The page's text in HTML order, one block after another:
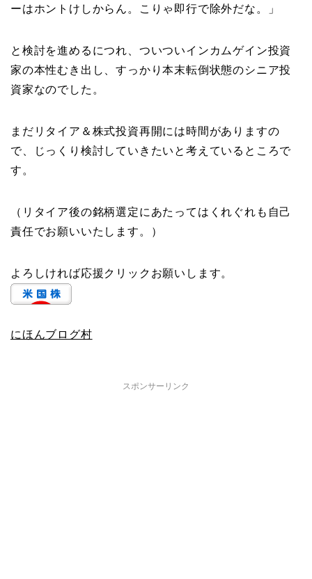
ーはホントけしからん。こりゃ即行で除外だな。」
と検討を進めるにつれ、ついついインカムゲイン投資
家の本性むき出し、すっかり本末転倒状態のシニア投
資家なのでした。
まだリタイア＆株式投資再開には時間がありますの
で、じっくり検討していきたいと考えているところで
す。
（リタイア後の銘柄選定にあたってはくれぐれも自己
責任でお願いいたします。）
よろしければ応援クリックお願いします。
にほんブログ村
スポンサーリンク